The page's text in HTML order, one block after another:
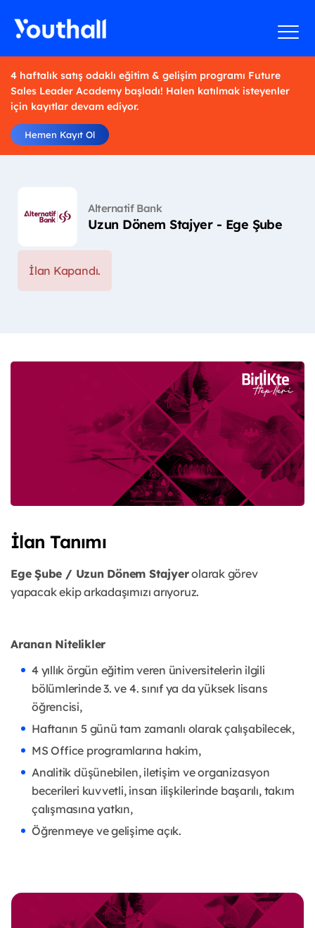
4 haftalık satış odaklı eğitim & gelişim programı Future
Sales Leader Academy başladı! Halen katılmak isteyenler
için kayıtlar devam ediyor.
Hemen Kayıt Ol
Alternatif Bank
Uzun Dönem Stajyer - Ege Şube
İlan Kapandı.
İlan Tanımı
Ege Şube / Uzun Dönem Stajyerolarak görev
yapacak ekip arkadaşımızı arıyoruz.
Aranan Nitelikler
4 yıllık örgün eğitim veren üniversitelerin ilgili
bölümlerinde 3. ve 4. sınıf ya da yüksek lisans
öğrencisi,
Haftanın 5 günü tam zamanlı olarak çalışabilecek,
MS Office programlarına hakim,
Analitik düşünebilen, iletişim ve organizasyon
becerileri kuvvetli, insan ilişkilerinde başarılı, takım
çalışmasına yatkın,
Öğrenmeye ve gelişime açık.